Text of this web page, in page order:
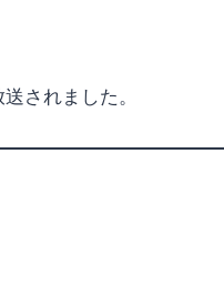
されました。